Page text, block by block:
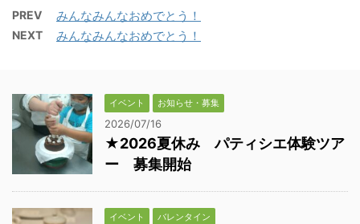
PREV みんなみんなおめでとう！
NEXT みんなみんなおめでとう！
イベント お知らせ・募集
2026/07/16
★2026夏休み パティシエ体験ツア
ー 募集開始
イベント バレンタイン